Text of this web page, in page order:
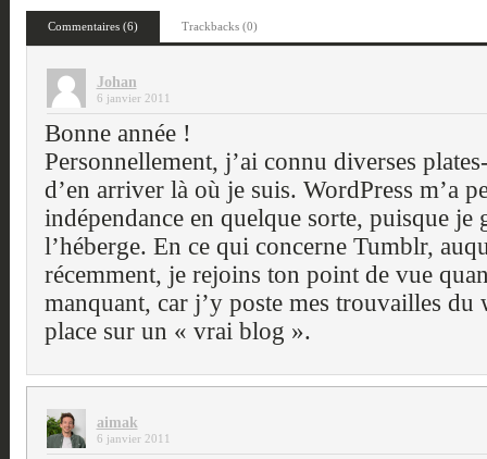
Commentaires (6) Trackbacks (0)
Johan
6 janvier 2011
Bonne année !
Personnellement, j’ai connu diverses
d’en arriver là où je suis. WordPress m’a
indépendance en quelque sorte, puisque je
l’héberge. En ce qui concerne Tumblr,
récemment, je rejoins ton point de vue
manquant, car j’y poste mes trouvailles du
place sur un « vrai blog ».
aimak
6 janvier 2011